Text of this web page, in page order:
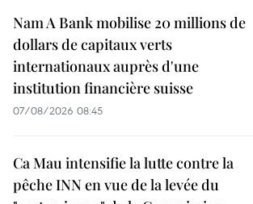
Nam A Bank mobilise 20 millions de
dollars de capitaux verts
internationaux auprès d'une
institution financière suisse
07/08/2026 08:45
Ca Mau intensifie la lutte contre la
pêche INN en vue de la levée du